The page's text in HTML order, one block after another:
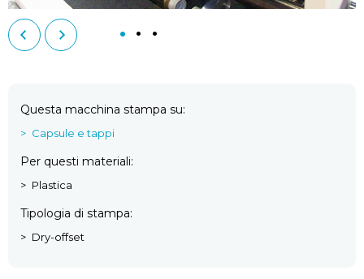
Questa macchina stampa su
Capsule e tappi
Per questi materiali
Plastica
Tipologia di stampa
Dry-offset